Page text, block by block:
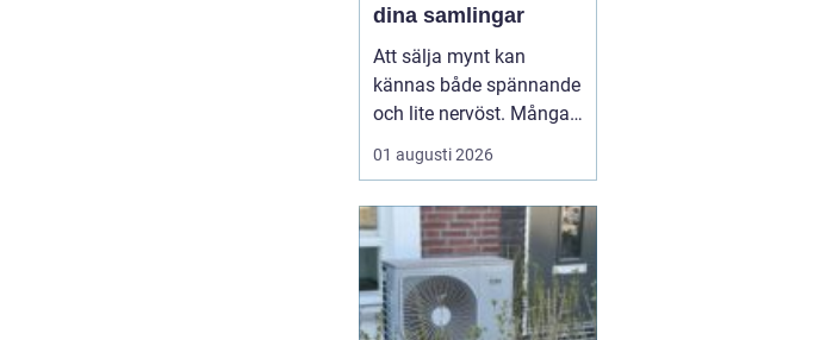
dina samlingar
Att sälja mynt kan
kännas både spännande
och lite nervöst. Många
har ärvt mynt, hittat
gamla burkar i
på jubileumsmynt utan
att veta vad de faktiskt
är värda. För den som
vill sälja mynt Karls...
01 augusti 2026